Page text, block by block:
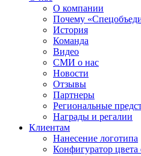
О компании
Почему
История
Команда
Видео
СМИ о нас
Новости
Отзывы
Партнеры
Региональные
Награды и регалии
Клиентам
Нанесение логотипа
Конфигуратор